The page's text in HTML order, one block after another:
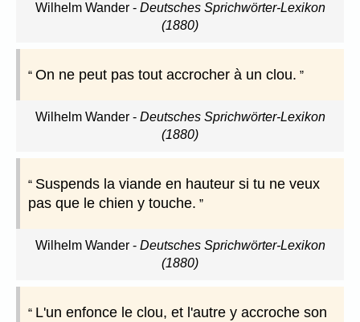
Wilhelm Wander- Deutsches Sprichwörter-Lexikon
(1880)
On ne peut pas tout accrocher à un clou.
Wilhelm Wander- Deutsches Sprichwörter-Lexikon
(1880)
Suspends la viande en hauteur si tu ne veux
pas que le chien y touche.
Wilhelm Wander- Deutsches Sprichwörter-Lexikon
(1880)
L'un enfonce le clou, et l'autre y accroche son